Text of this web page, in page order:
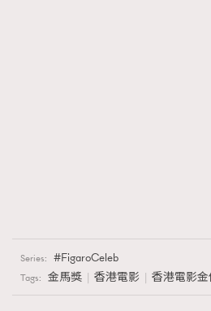
Series: FigaroCeleb
Tags: 金馬獎 香港電影 香港電影